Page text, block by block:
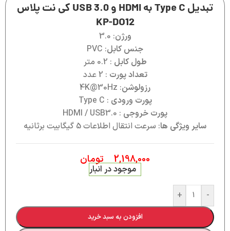
تبدیل Type C به HDMI و USB 3.0 کی نت پلاس
KP-DO12
ورژن: 3.0
جنس کابل: PVC
طول کابل : 0.2 متر
تعداد پورت : 2 عدد
رزولوشن: 4K@30Hz
پورت ورودی : Type C
پورت خروجی : HDMI / USB3.0
سایر ویژگی ها: سرعت انتقال اطلاعات 5 گیگابیت برثانیه
2,198,000 تومان
موجود در انبار
-
+
افزودن به سبد خرید